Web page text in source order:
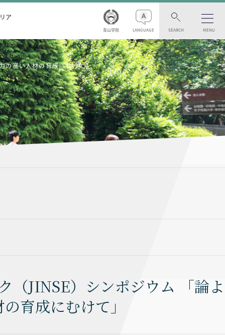
ア
青山学院 LANGUAGE SEARCH MENU
の高い人材の育成にむけて」
（JINSE）シンポジウム 「論よ
育成にむけて」